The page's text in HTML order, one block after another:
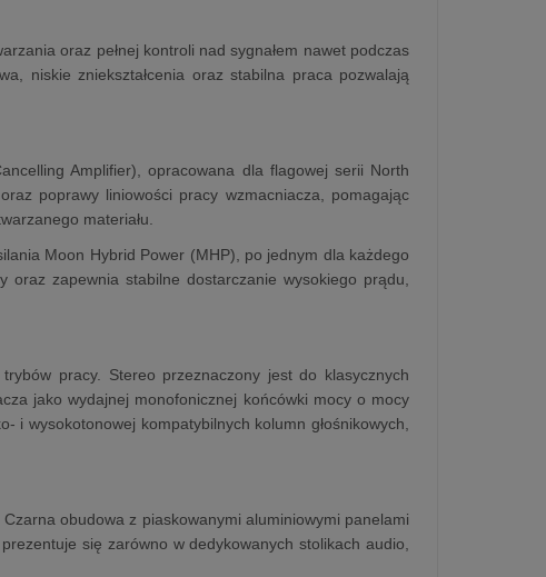
oraz pełnej kontroli nad sygnałem nawet podczas
niskie zniekształcenia oraz stabilna praca pozwalają
Amplifier), opracowana dla flagowej serii North
poprawy liniowości pracy wzmacniacza, pomagając
materiału.
Moon Hybrid Power (MHP), po jednym dla każdego
oraz zapewnia stabilne dostarczanie wysokiego prądu,
pracy. Stereo przeznaczony jest do klasycznych
jako wydajnej monofonicznej końcówki mocy o mocy
wysokotonowej kompatybilnych kolumn głośnikowych,
obudowa z piaskowanymi aluminiowymi panelami
się zarówno w dedykowanych stolikach audio,